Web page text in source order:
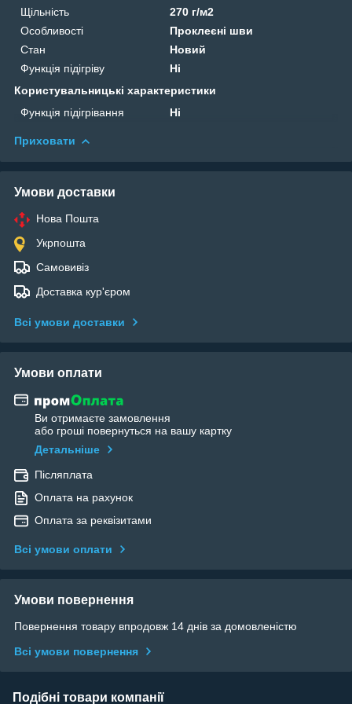
Щільність
270 г/м2
Особливості
Проклеєні шви
Стан
Новий
Функція підігріву
Ні
Користувальницькі характеристики
Функція підігрівання
Ні
Приховати
Умови доставки
Нова Пошта
Укрпошта
Самовивіз
Доставка кур'єром
Всі умови доставки
Умови оплати
Ви отримаєте замовлення
або гроші повернуться на вашу картку
Детальніше
Післяплата
Оплата на рахунок
Оплата за реквізитами
Всі умови оплати
Умови повернення
Повернення товару впродовж 14 днів за домовленістю
Всі умови повернення
Подібні товари компанії